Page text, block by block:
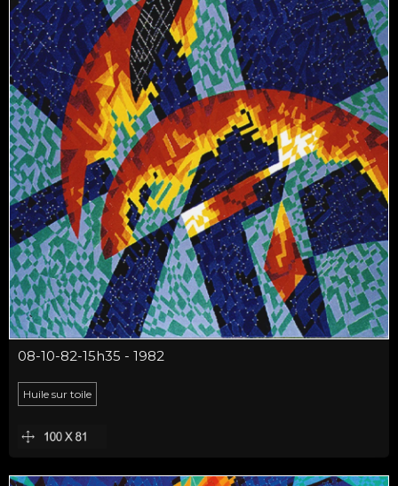
08-10-82-15h35 - 1982
Huile sur toile